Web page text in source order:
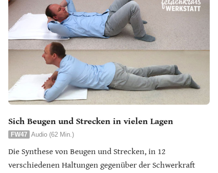
Sich Beugen und Strecken in vielen Lagen
FW47 Audio (62 Min.)
Die Synthese von Beugen und Strecken, in 12
verschiedenen Haltungen gegenüber der Schwerkraft